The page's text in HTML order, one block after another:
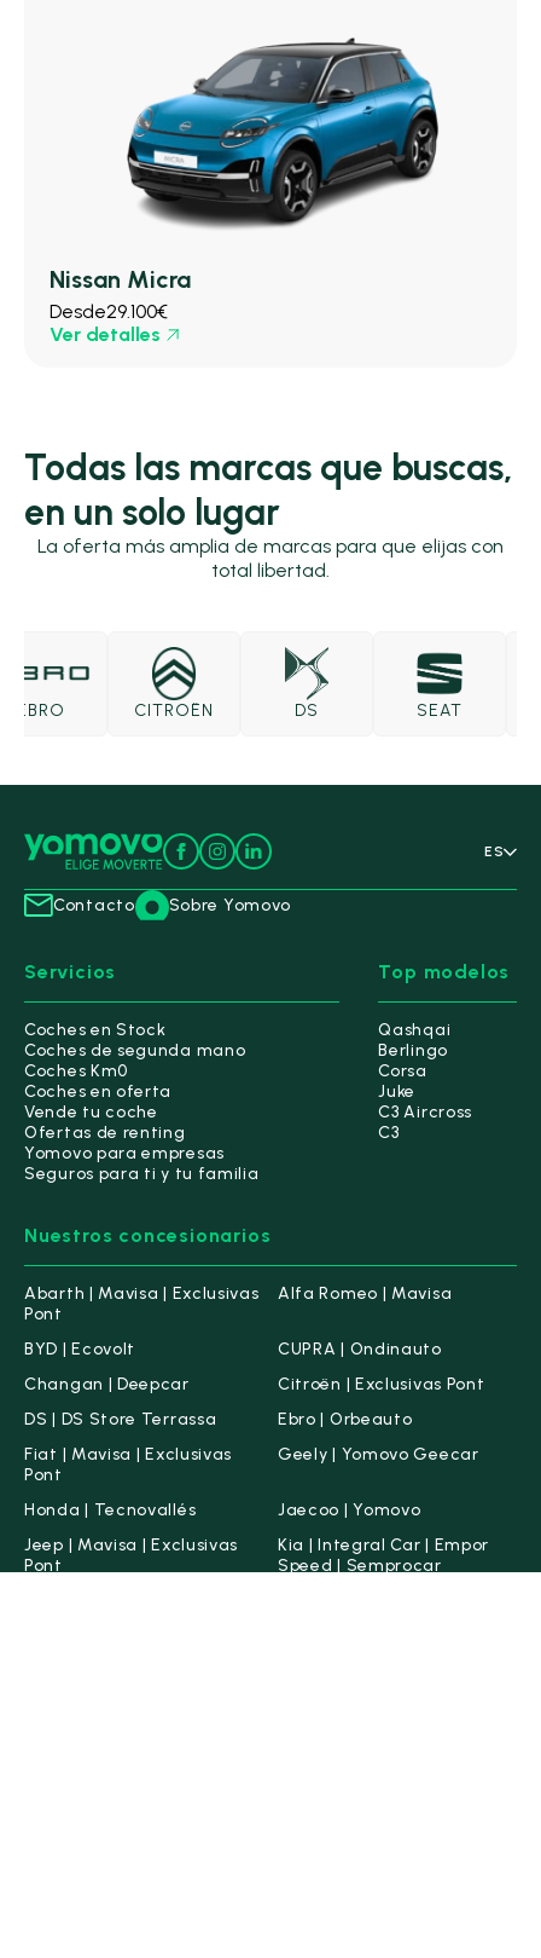
Nissan Micra
Desde29.100€
Ver detalles
Todas las marcas que buscas,
en un solo lugar
La oferta más amplia de marcas para que elijas con
total libertad.
CITROËN SEAT
ES
Contacto Sobre Yomovo
Servicios
Coches en Stock
Coches de segunda mano
Coches Km0
Coches en oferta
Vende tu coche
Ofertas de renting
Yomovo para empresas
Seguros para ti y tu familia
Top modelos
Qashqai
Berlingo
Corsa
Juke
C3 Aircross
C3
Nuestros concesionarios
Abarth | Mavisa | Exclusivas
Pont
Alfa Romeo | Mavisa
BYD | Ecovolt
CUPRA | Ondinauto
Changan | Deepcar
Citroën | Exclusivas Pont
DS | DS Store Terrassa
Ebro | Orbeauto
Fiat | Mavisa | Exclusivas
Pont
Geely | Yomovo Geecar
Honda | Tecnovallés
Jaecoo | Yomovo
Jeep | Mavisa | Exclusivas
Pont
Kia | Integral Car | Empor
Speed | Semprocar